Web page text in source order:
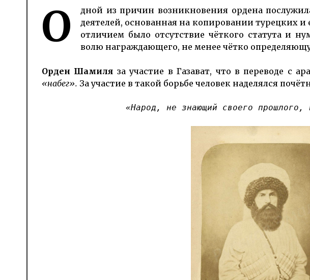
О
дной из причин возникновения ордена
деятелей, основанная на копировании турецких
отличием было отсутствие чёткого статута и
волю награждающего, не менее чётко
Орден Шамиля за участие в Газават, что в переводе с
«набег». За участие в такой борьбе человек наделялся
«Народ, не знающий своего